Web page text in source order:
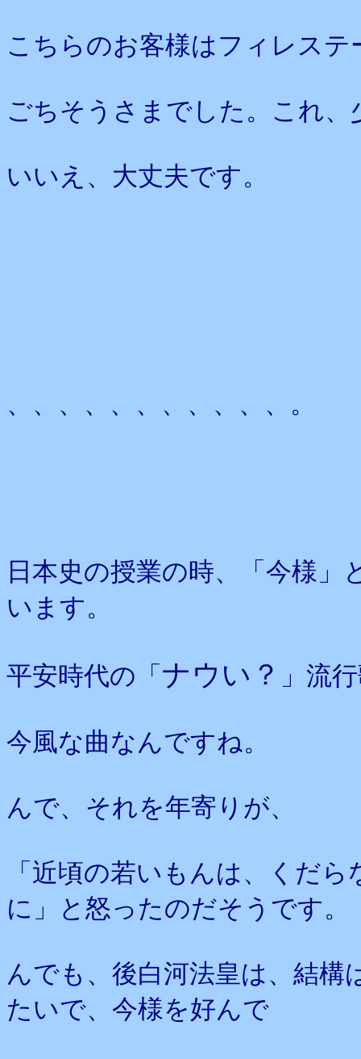
こちらのお客様はフィレス
ごちそうさまでした。これ
いいえ、大丈夫です。
、、、、、、、、、、、。
日本史の授業の時、「今様
います。
平安時代の「 ナウい？ 」流
今風な曲なんですね。
んで、それを年寄りが、
「近頃の若いもんは、くだ
に」と怒ったのだそうです。
んでも、後白河法皇は、結
たいで、今様を好んで